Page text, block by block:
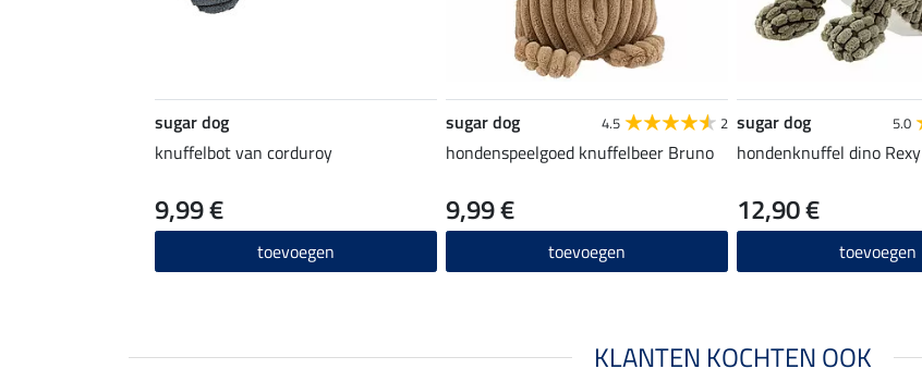
sugar dog
knuffelbot van corduroy
9,99 €
toevoegen
sugar dog 4.5 2
hondenspeelgoed knuffelbeer Bruno
9,99 €
toevoegen
sugar dog 5.0
hondenknuffel dino Rexy
12,90 €
toevoegen
KLANTEN KOCHTEN OOK